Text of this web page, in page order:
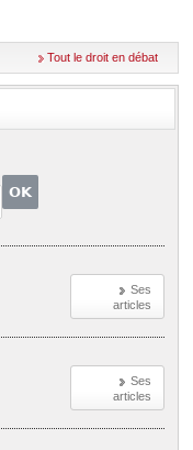
Tout le droit en débat
Ses
articles
Ses
articles